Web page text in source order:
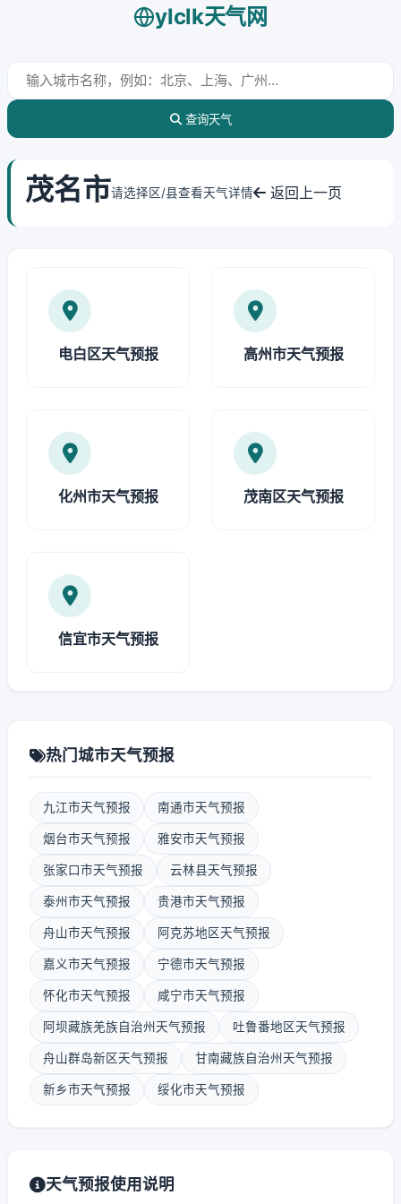
ylclk天气网
查询天气
茂名市请选择区/县查看天气详情 返回上一页
电白区天气预报 高州市天气预报
化州市天气预报 茂南区天气预报
信宜市天气预报
热门城市天气预报
九江市天气预报 南通市天气预报
烟台市天气预报 雅安市天气预报
张家口市天气预报 云林县天气预报
泰州市天气预报 贵港市天气预报
舟山市天气预报 阿克苏地区天气预报
嘉义市天气预报 宁德市天气预报
怀化市天气预报 咸宁市天气预报
阿坝藏族羌族自治州天气预报 吐鲁番地区天气预报
舟山群岛新区天气预报 甘南藏族自治州天气预报
新乡市天气预报 绥化市天气预报
天气预报使用说明